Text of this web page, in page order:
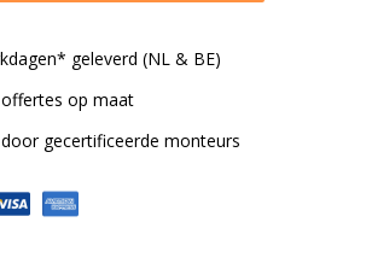
geleverd (NL & BE)
op maat
gecertificeerde monteurs